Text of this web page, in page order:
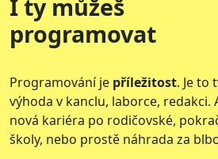
I ty můžeš
programovat
Programování je příležitost. Je to
výhoda v kanclu, laborce, redakci.
nová kariéra po rodičovské,
školy, nebo prostě náhrada za